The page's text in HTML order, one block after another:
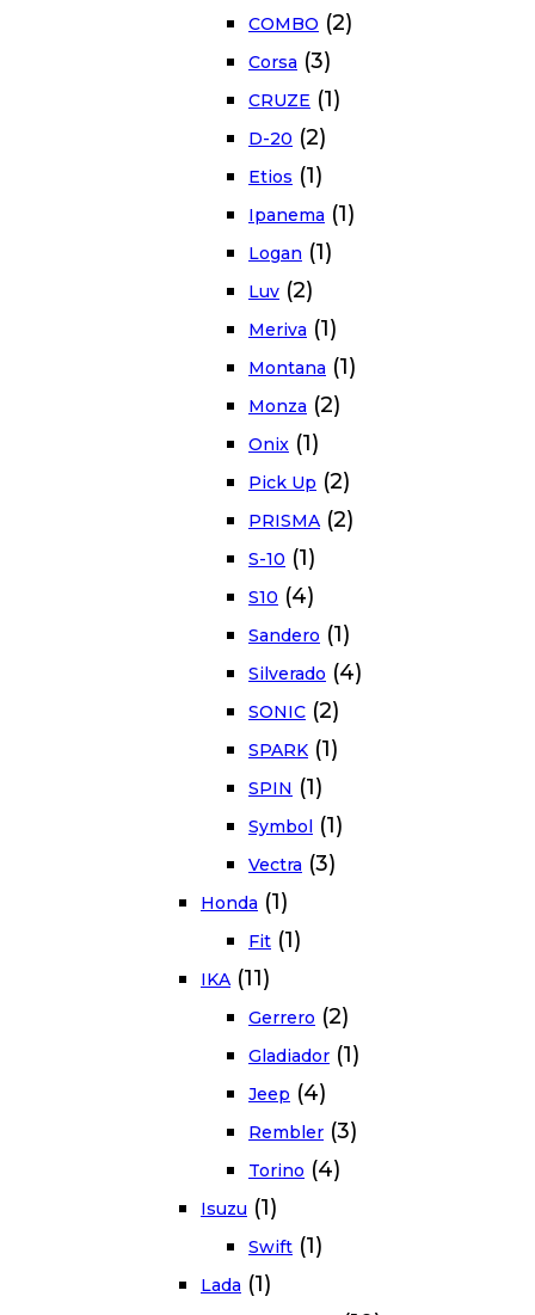
COMBO (2)
Corsa (3)
CRUZE (1)
D-20 (2)
Etios (1)
Ipanema (1)
Logan (1)
Luv (2)
Meriva (1)
Montana (1)
Monza (2)
Onix (1)
Pick Up (2)
PRISMA (2)
S-10 (1)
S10 (4)
Sandero (1)
Silverado (4)
SONIC (2)
SPARK (1)
SPIN (1)
Symbol (1)
Vectra (3)
Honda (1)
Fit (1)
IKA (11)
Gerrero (2)
Gladiador (1)
Jeep (4)
Rembler (3)
Torino (4)
Isuzu (1)
Swift (1)
Lada (1)